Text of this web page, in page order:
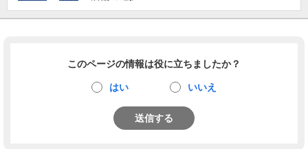
このページの情報は役に立ちましたか？
はい いいえ
送信する